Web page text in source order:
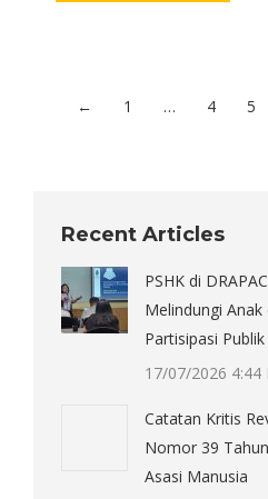
← 1 … 4 5
Recent Articles
PSHK di
Melindungi
Partisipasi Publik
17/07/2026 4:44
Catatan Kritis
Nomor 39
Asasi Manusia